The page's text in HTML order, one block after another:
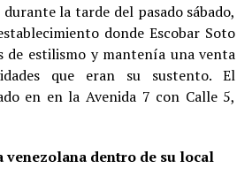
la tarde del pasado sábado,
donde Escobar Soto
de estilismo y mantenía una venta
que eran su sustento. El
en en la Avenida 7 con Calle 5,
venezolana dentro de su local